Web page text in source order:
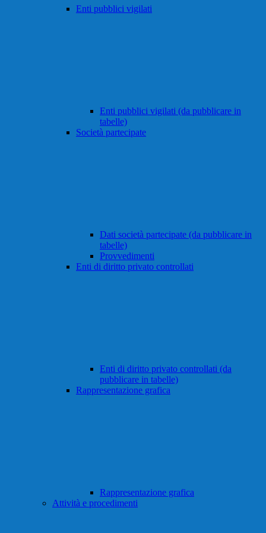
Enti pubblici vigilati
Enti pubblici vigilati (da pubblicare in
tabelle)
Società partecipate
Dati società partecipate (da pubblicare in
tabelle)
Provvedimenti
Enti di diritto privato controllati
Enti di diritto privato controllati (da
pubblicare in tabelle)
Rappresentazione grafica
Rappresentazione grafica
Attività e procedimenti